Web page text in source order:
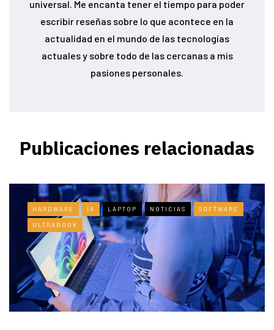
universal. Me encanta tener el tiempo para poder
escribir reseñas sobre lo que acontece en la
actualidad en el mundo de las tecnologías
actuales y sobre todo de las cercanas a mis
pasiones personales.
Publicaciones relacionadas
HARDWARE IA LAPTOP NOTICIAS SOFTWARE
ULTRABOOK